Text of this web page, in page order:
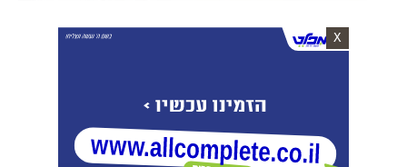
Video
X